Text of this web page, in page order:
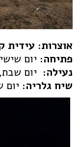
אוצרות: עידית
פתיחה: יום שישי, 31 במאי 2024,
נעילה: יום שבת, 29 ביוני 2024
שיח גלריה: יום שבת, 22